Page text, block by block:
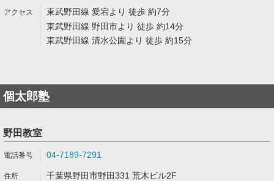
東武野田線 愛宕より 徒歩 約7分
東武野田線 野田市より 徒歩 約14分
東武野田線 清水公園より 徒歩 約15分
個太郎塾
野田教室
04-7189-7291
千葉県野田市野田331 荒木ビル2F